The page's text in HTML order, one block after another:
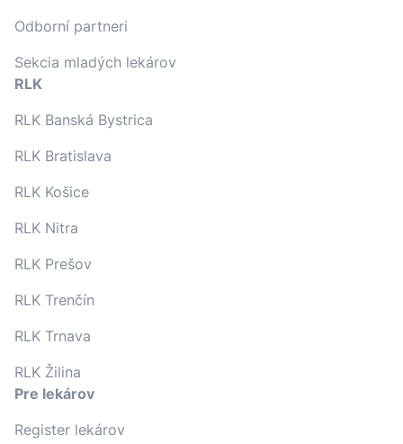
Odborní partneri
Sekcia mladých lekárov
RLK
RLK Banská Bystrica
RLK Bratislava
RLK Košice
RLK Nitra
RLK Prešov
RLK Trenčín
RLK Trnava
RLK Žilina
Pre lekárov
Register lekárov